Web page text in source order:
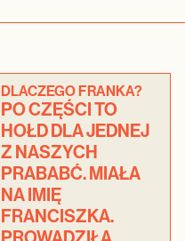
DLACZEGO FRANKA?
PO CZĘŚCI TO
HOŁD DLA JEDNEJ
Z NASZYCH
PRABABĆ. MIAŁA
NA IMIĘ
FRANCISZKA.